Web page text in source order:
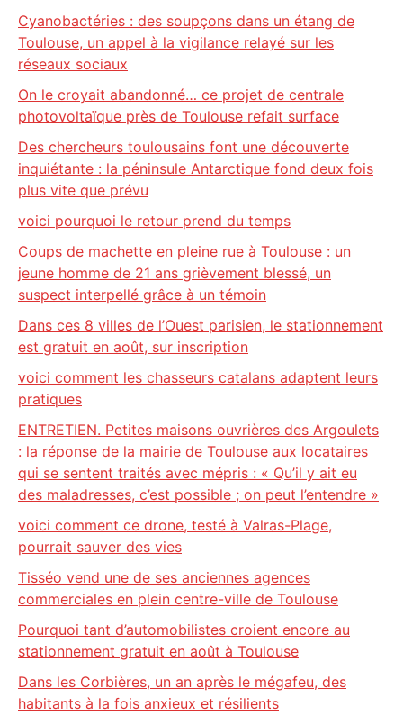
Cyanobactéries : des soupçons dans un étang de
Toulouse, un appel à la vigilance relayé sur les
réseaux sociaux
On le croyait abandonné… ce projet de centrale
photovoltaïque près de Toulouse refait surface
Des chercheurs toulousains font une découverte
inquiétante : la péninsule Antarctique fond deux fois
plus vite que prévu
voici pourquoi le retour prend du temps
Coups de machette en pleine rue à Toulouse : un
jeune homme de 21 ans grièvement blessé, un
suspect interpellé grâce à un témoin
Dans ces 8 villes de l’Ouest parisien, le stationnement
est gratuit en août, sur inscription
voici comment les chasseurs catalans adaptent leurs
pratiques
ENTRETIEN. Petites maisons ouvrières des Argoulets
: la réponse de la mairie de Toulouse aux locataires
qui se sentent traités avec mépris : « Qu’il y ait eu
des maladresses, c’est possible ; on peut l’entendre »
voici comment ce drone, testé à Valras-Plage,
pourrait sauver des vies
Tisséo vend une de ses anciennes agences
commerciales en plein centre-ville de Toulouse
Pourquoi tant d’automobilistes croient encore au
stationnement gratuit en août à Toulouse
Dans les Corbières, un an après le mégafeu, des
habitants à la fois anxieux et résilients